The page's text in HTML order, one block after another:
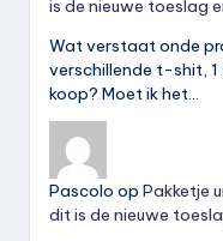
is de nieuwe toeslag
Wat verstaat onde
verschillende t-shit, 1
koop? Moet ik het…
Pascolo op Pakketje
dit is de nieuwe